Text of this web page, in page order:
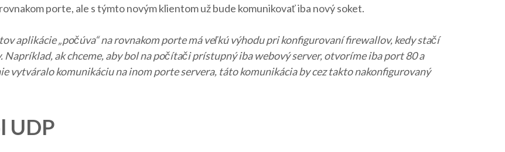
porte, ale s týmto novým klientom už bude komunikovať iba nový soket.
aplikácie „počúva“ na rovnakom porte má veľkú výhodu pri konfigurovaní firewallov, kedy stačí
ak chceme, aby bol na počítači prístupný iba webový server, otvoríme iba port 80 a
vytváralo komunikáciu na inom porte servera, táto komunikácia by cez takto nakonfigurovaný
UDP